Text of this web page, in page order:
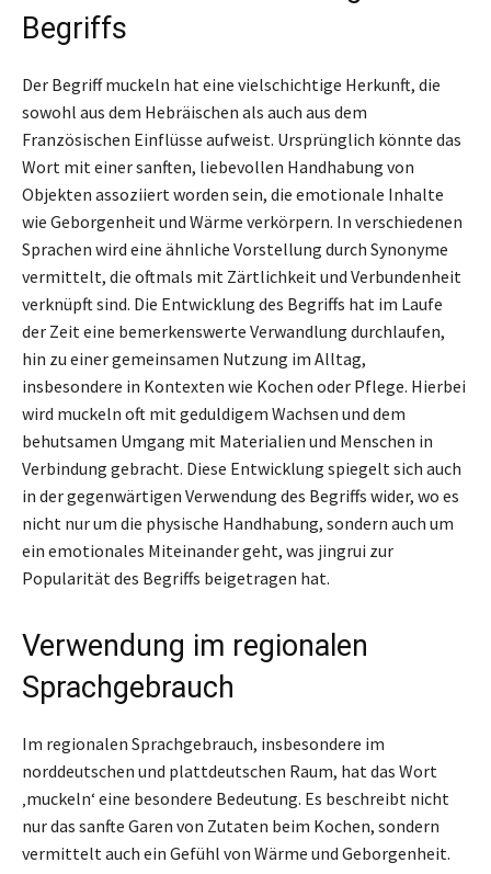
Begriffs
Der Begriff muckeln hat eine vielschichtige Herkunft, die
sowohl aus dem Hebräischen als auch aus dem
Französischen Einflüsse aufweist. Ursprünglich könnte das
Wort mit einer sanften, liebevollen Handhabung von
Objekten assoziiert worden sein, die emotionale Inhalte
wie Geborgenheit und Wärme verkörpern. In verschiedenen
Sprachen wird eine ähnliche Vorstellung durch Synonyme
vermittelt, die oftmals mit Zärtlichkeit und Verbundenheit
verknüpft sind. Die Entwicklung des Begriffs hat im Laufe
der Zeit eine bemerkenswerte Verwandlung durchlaufen,
hin zu einer gemeinsamen Nutzung im Alltag,
insbesondere in Kontexten wie Kochen oder Pflege. Hierbei
wird muckeln oft mit geduldigem Wachsen und dem
behutsamen Umgang mit Materialien und Menschen in
Verbindung gebracht. Diese Entwicklung spiegelt sich auch
in der gegenwärtigen Verwendung des Begriffs wider, wo es
nicht nur um die physische Handhabung, sondern auch um
ein emotionales Miteinander geht, was jingrui zur
Popularität des Begriffs beigetragen hat.
Verwendung im regionalen
Sprachgebrauch
Im regionalen Sprachgebrauch, insbesondere im
norddeutschen und plattdeutschen Raum, hat das Wort
‚muckeln‘ eine besondere Bedeutung. Es beschreibt nicht
nur das sanfte Garen von Zutaten beim Kochen, sondern
vermittelt auch ein Gefühl von Wärme und Geborgenheit.